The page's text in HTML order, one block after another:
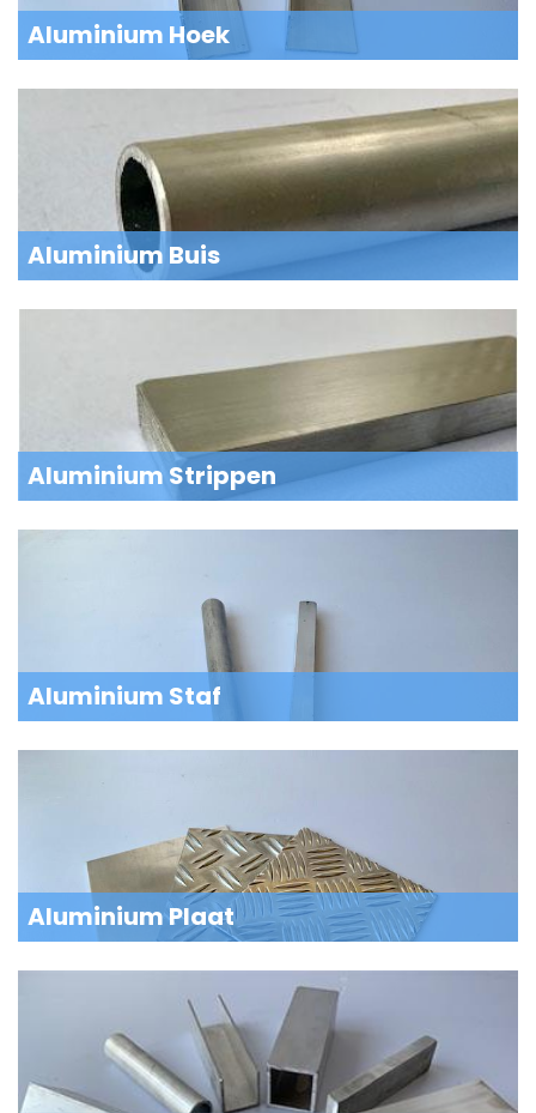
Aluminium Hoek
Aluminium Buis
Aluminium Strippen
Aluminium Staf
Aluminium Plaat